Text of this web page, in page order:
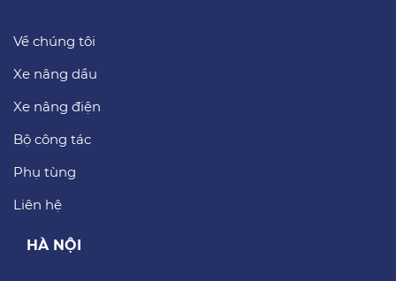
Về chúng tôi
Xe nâng dầu
Xe nâng điện
Bộ công tác
Phụ tùng
Liên hệ
HÀ NỘI